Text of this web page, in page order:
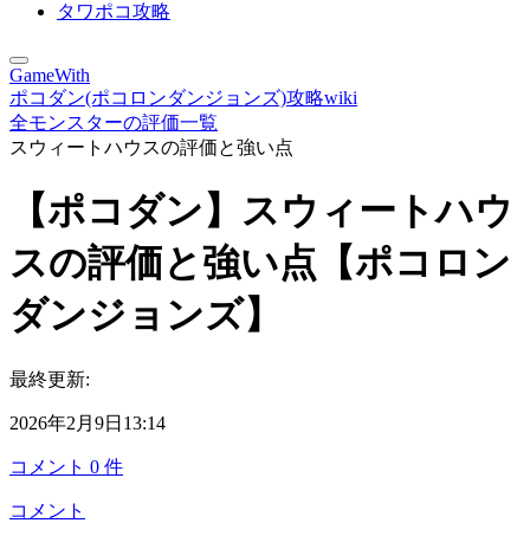
タワポコ攻略
GameWith
ポコダン(ポコロンダンジョンズ)攻略wiki
全モンスターの評価一覧
スウィートハウスの評価と強い点
【ポコダン】スウィートハウ
スの評価と強い点【ポコロン
ダンジョンズ】
最終更新:
2026年2月9日13:14
コメント 0 件
コメント